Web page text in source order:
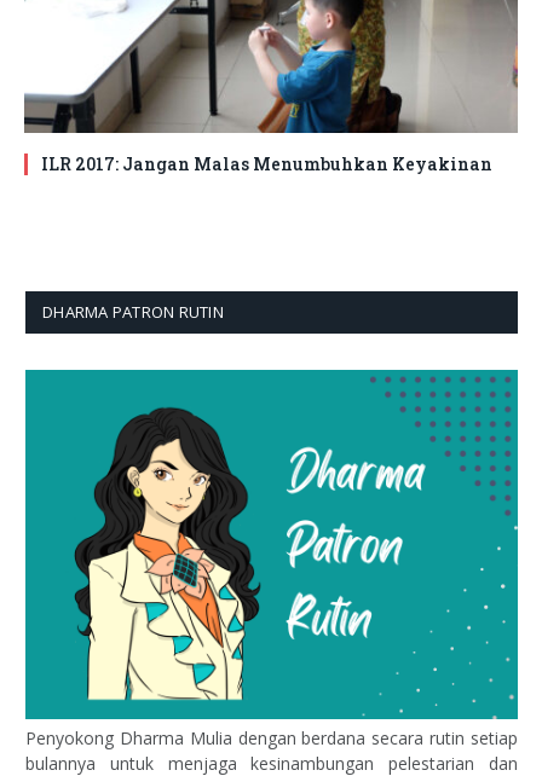
ILR 2017: Jangan Malas Menumbuhkan Keyakinan
DHARMA PATRON RUTIN
Penyokong Dharma Mulia dengan berdana secara rutin setiap
bulannya untuk menjaga kesinambungan pelestarian dan